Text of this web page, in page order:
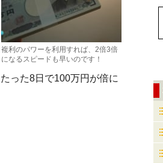
複利のパワーを利用すれば、2倍3倍
になるスピードも早いのです！
った8日で100万円が倍に